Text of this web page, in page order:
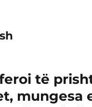
të
mungesa